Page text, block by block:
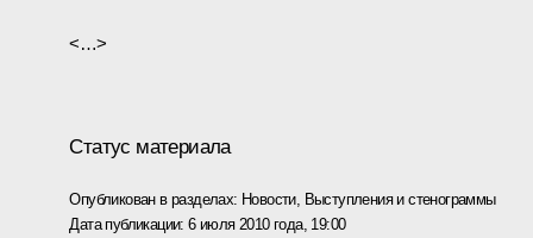
<…>
Статус материала
Опубликован в разделах: Новости, Выступления и стенограммы
Дата публикации:6 июля 2010 года, 19:00